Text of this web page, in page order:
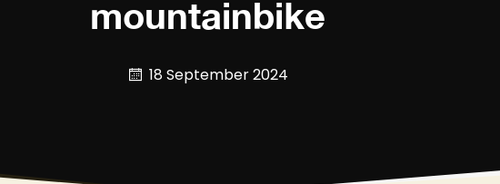
mountainbike
18 September 2024